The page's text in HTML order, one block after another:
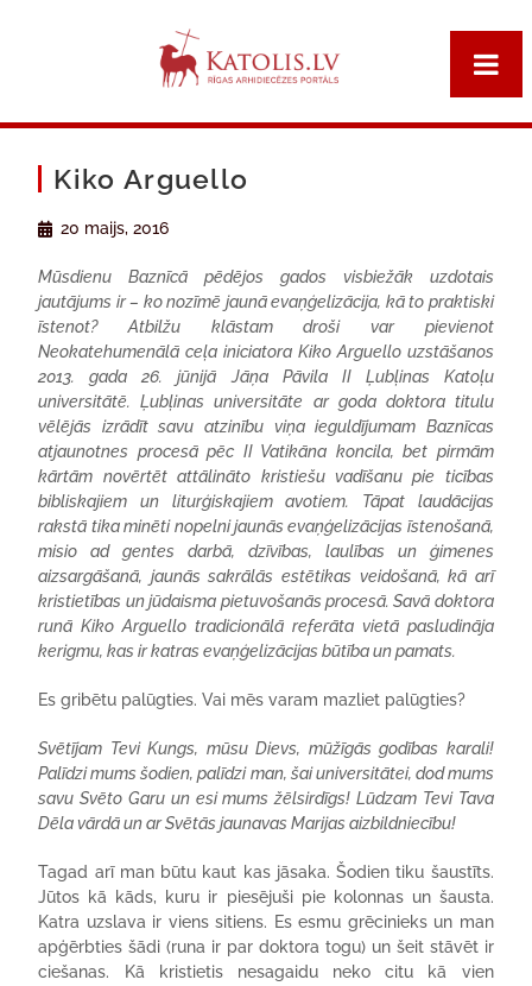
Kiko Arguello
20 maijs, 2016
Mūsdienu Baznīcā pēdējos gados visbiežāk uzdotais
jautājums ir – ko nozīmē jaunā evaņģelizācija, kā to praktiski
īstenot? Atbilžu klāstam droši var pievienot
Neokatehumenālā ceļa iniciatora Kiko Arguello uzstāšanos
2013. gada 26. jūnijā Jāņa Pāvila II Ļubļinas Katoļu
universitātē. Ļubļinas universitāte ar goda doktora titulu
vēlējās izrādīt savu atzinību viņa ieguldījumam Baznīcas
atjaunotnes procesā pēc II Vatikāna koncila, bet pirmām
kārtām novērtēt attālināto kristiešu vadīšanu pie ticības
bibliskajiem un liturģiskajiem avotiem. Tāpat laudācijas
rakstā tika minēti nopelni jaunās evaņģelizācijas īstenošanā,
misio ad gentes darbā, dzīvības, laulības un ģimenes
aizsargāšanā, jaunās sakrālās estētikas veidošanā, kā arī
kristietības un jūdaisma pietuvošanās procesā. Savā doktora
runā Kiko Arguello tradicionālā referāta vietā pasludināja
kerigmu, kas ir katras evaņģelizācijas būtība un pamats.
Es gribētu palūgties. Vai mēs varam mazliet palūgties?
Svētījam Tevi Kungs, mūsu Dievs, mūžīgās godības karali!
Palīdzi mums šodien, palīdzi man, šai universitātei, dod mums
savu Svēto Garu un esi mums žēlsirdīgs! Lūdzam Tevi Tava
Dēla vārdā un ar Svētās jaunavas Marijas aizbildniecību!
Tagad arī man būtu kaut kas jāsaka. Šodien tiku šaustīts.
Jūtos kā kāds, kuru ir piesējuši pie kolonnas un šausta.
Katra uzslava ir viens sitiens. Es esmu grēcinieks un man
apģērbties šādi (runa ir par doktora togu) un šeit stāvēt ir
ciešanas. Kā kristietis nesagaidu neko citu kā vien